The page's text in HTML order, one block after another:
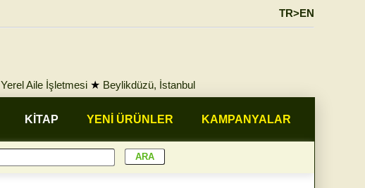
TR>EN
Yerel Aile İşletmesi ★ Beylikdüzü, İstanbul
KİTAP YENİ ÜRÜNLER KAMPANYALAR